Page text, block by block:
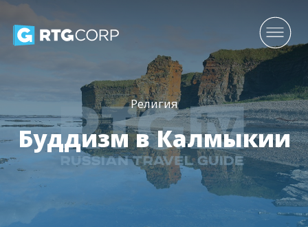
Религия
Буддизм в Калмыкии